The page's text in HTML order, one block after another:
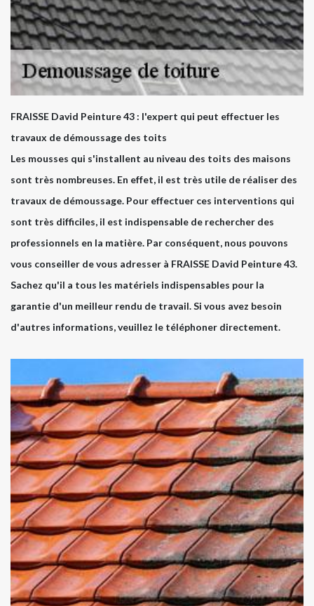
FRAISSE David Peinture 43 : l'expert qui peut effectuer les
travaux de démoussage des toits
Les mousses qui s'installent au niveau des toits des maisons
sont très nombreuses. En effet, il est très utile de réaliser des
travaux de démoussage. Pour effectuer ces interventions qui
sont très difficiles, il est indispensable de rechercher des
professionnels en la matière. Par conséquent, nous pouvons
vous conseiller de vous adresser à FRAISSE David Peinture 43.
Sachez qu'il a tous les matériels indispensables pour la
garantie d'un meilleur rendu de travail. Si vous avez besoin
d'autres informations, veuillez le téléphoner directement.